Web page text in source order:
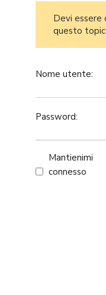
Devi essere
questo topic.
Nome utente:
Password:
Mantienimi
connesso